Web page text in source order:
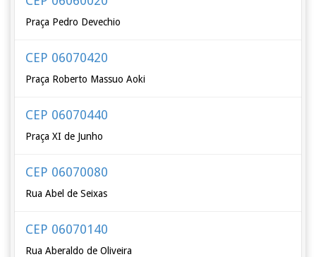
Praça Pedro Devechio
CEP 06070420
Praça Roberto Massuo Aoki
CEP 06070440
Praça XI de Junho
CEP 06070080
Rua Abel de Seixas
CEP 06070140
Rua Aberaldo de Oliveira